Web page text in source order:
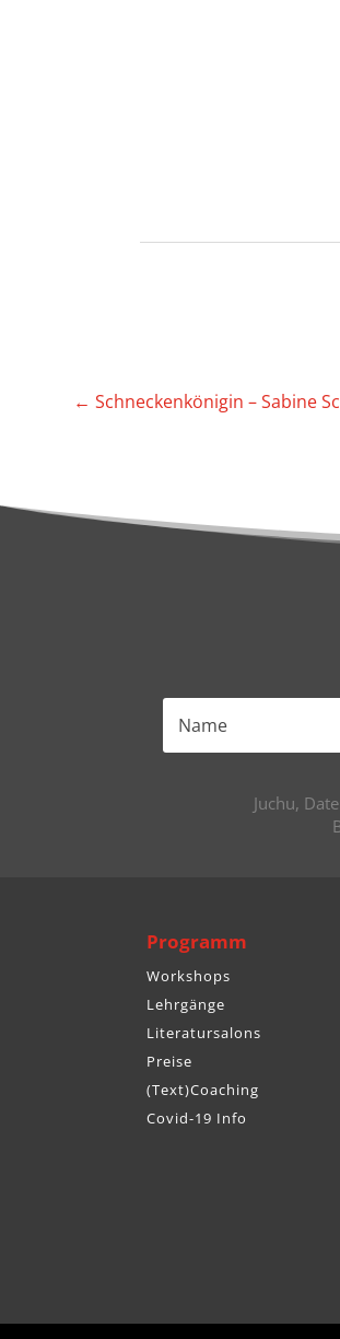
←Schne­cken­kö­nigin – Sabine
Juchu,
Programm
Workshops
Lehrgänge
Literatursalons
Preise
(Text)Coaching
Covid-19 Info